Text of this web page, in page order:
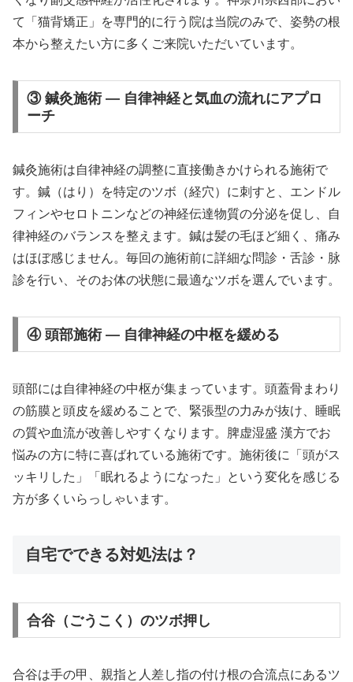
て「猫背矯正」を専門的に行う院は当院のみで、姿勢の根
本から整えたい方に多くご来院いただいています。
③ 鍼灸施術 — 自律神経と気血の流れにアプロ
ーチ
鍼灸施術は自律神経の調整に直接働きかけられる施術で
す。鍼（はり）を特定のツボ（経穴）に刺すと、エンドル
フィンやセロトニンなどの神経伝達物質の分泌を促し、自
律神経のバランスを整えます。鍼は髪の毛ほど細く、痛み
はほぼ感じません。毎回の施術前に詳細な問診・舌診・脉
診を行い、そのお体の状態に最適なツボを選んでいます。
④ 頭部施術 — 自律神経の中枢を緩める
頭部には自律神経の中枢が集まっています。頭蓋骨まわり
の筋膜と頭皮を緩めることで、緊張型の力みが抜け、睡眠
の質や血流が改善しやすくなります。脾虚湿盛 漢方でお
悩みの方に特に喜ばれている施術です。施術後に「頭がス
ッキリした」「眠れるようになった」という変化を感じる
方が多くいらっしゃいます。
自宅でできる対処法は？
合谷（ごうこく）のツボ押し
合谷は手の甲、親指と人差し指の付け根の合流点にあるツ